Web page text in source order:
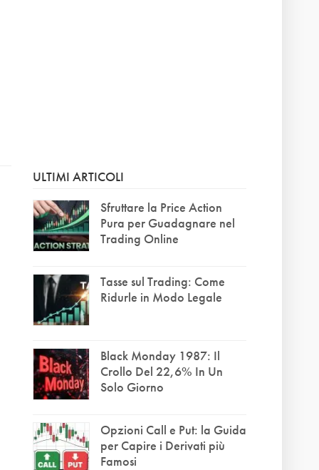
ULTIMI ARTICOLI
Sfruttare la Price Action
Pura per Guadagnare nel
Trading Online
Tasse sul Trading: Come
Ridurle in Modo Legale
Black Monday 1987: Il
Crollo Del 22,6% In Un
Solo Giorno
Opzioni Call e Put: la Guida
per Capire i Derivati più
Famosi